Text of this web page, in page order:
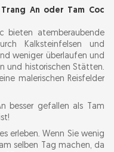
An oder Tam Coc
bieten atemberaubende
Kalksteinfelsen und
weniger überlaufen und
und historischen Stätten.
malerischen Reisfelder
besser gefallen als Tam
erleben. Wenn Sie wenig
selben Tag machen, da